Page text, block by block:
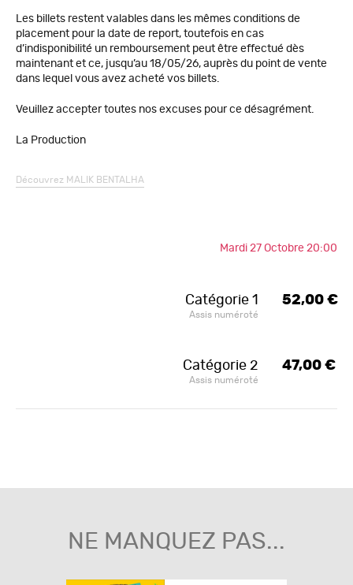
Les billets restent valables dans les mêmes conditions de
placement pour la date de report, toutefois en cas
d’indisponibilité un remboursement peut être effectué dès
maintenant et ce, jusqu’au 18/05/26, auprès du point de vente
dans lequel vous avez acheté vos billets.
Veuillez accepter toutes nos excuses pour ce désagrément.
La Production
Découvrez MALIK BENTALHA
Mardi 27 Octobre 20:00
Catégorie 1
Assis numéroté
52,00 €
Catégorie 2
Assis numéroté
47,00 €
NE MANQUEZ PAS...